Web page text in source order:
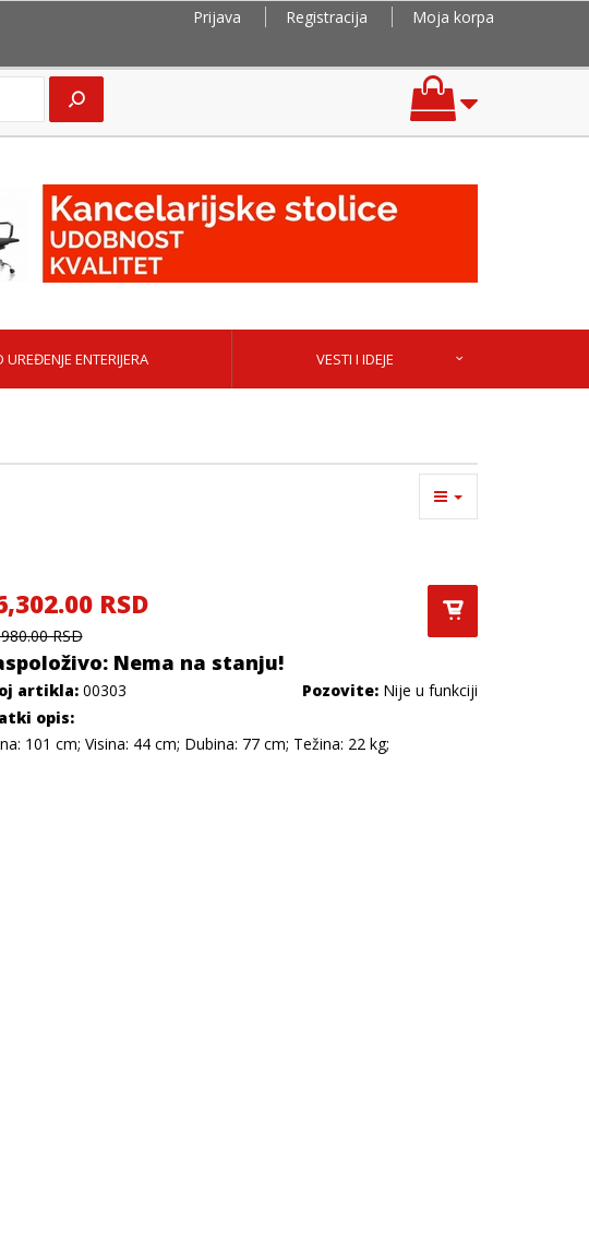
Prijava Registracija
Moja korpa
UREĐENJE ENTERIJERA VESTI I IDEJE
RSD
RSD
Nema na stanju!
artikla:00303 Pozovite: Nije u funkciji
opis:
101 cm; Visina: 44 cm; Dubina: 77 cm; Težina: 22 kg;